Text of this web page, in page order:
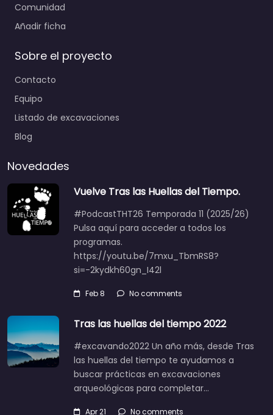
Comunidad
Añadir ficha
Sobre el proyecto
Contacto
Equipo
Listado de excavaciones
Blog
Novedades
Vuelve Tras las Huellas del Tiempo.
#PodcastTHT26 Temporada 11 (2025/26)
Pulsa aquí para acceder a todos los
programas.
https://youtu.be/7mxu_TbmRS8?
si=-2kydkh60gn_I42l
Feb 8 No comments
Tras las huellas del tiempo 2022
#excavando2022 Un año más, desde Tras
las huellas del tiempo te ayudamos a
buscar prácticas en excavaciones
arqueológicas para completar…
Apr 21 No comments